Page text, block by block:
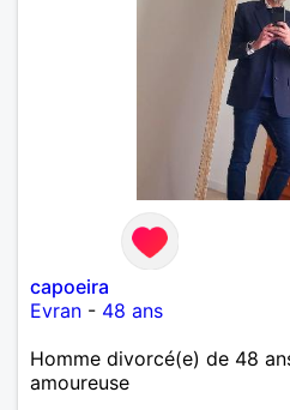
capoeira
Evran - 48 ans
Homme divorcé(e) de 48
amoureuse